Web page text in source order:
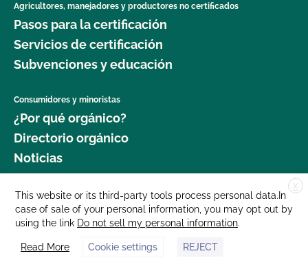
Agricultores, manejadores y productores no certificados
Pasos para la certificación
Servicios de certificación
Subvenciones y educación
Consumidores y minoristas
¿Por qué orgánico?
Directorio orgánico
Noticias
Donar
Carreras profesionales
Sala de prensa
Contáctenos
X
This website or its third-party tools process personal data.In
case of sale of your personal information, you may opt out by
using the link Do not sell my personal information.
Read More Cookie settings REJECT